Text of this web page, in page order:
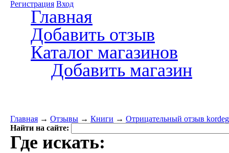
Регистрация Вход
Главная
Добавить отзыв
Каталог магазинов
Добавить магазин
Главная → Отзывы → Книги → Отрицательный отзыв
Найти на сайте:
Где искать: